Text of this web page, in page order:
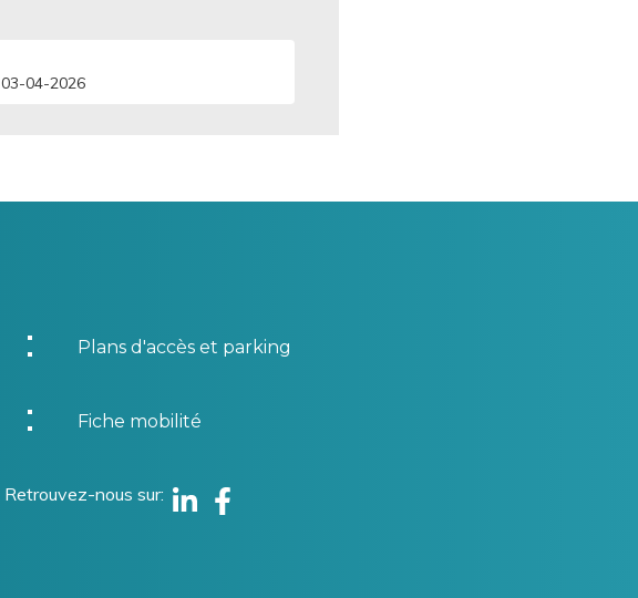
03-04-2026
Plans d'accès et parking
Fiche mobilité
Retrouvez-nous sur
Linkedin
Facebook